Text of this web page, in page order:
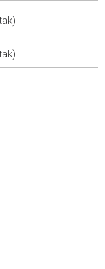
grada
nije slomio
ugostitelje i